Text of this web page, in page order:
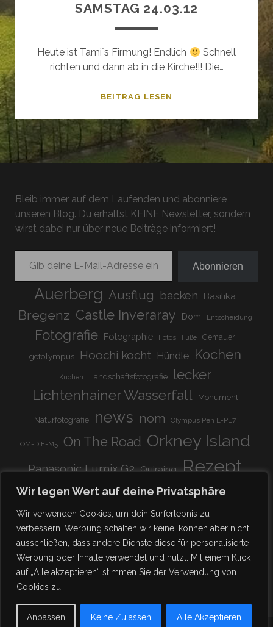
Wir legen Wert auf deine Privatsphäre
Wir verwenden Cookies, um dein Surferlebnis zu
verbessern. Werbung schalten wir keine, können aber nicht
ausschließen, dass andere Dienste diese für personalisierte
Werbung oder Inhalte verwendet und nutzt. Mit einem Klick
auf „Alle akzeptieren“ stimmen Sie der Verwendung von
Cookies zu.
Anpassen Keine Zulassen Alle Akzeptieren
SAMSTAG 24.03.12
Heute ist Tami´s Firmung! Endlich
Schnell
richten und dann ab in die Kirche!!! Die…
BEITRAG LESEN
Bleib immer auf dem Laufenden und abonniere
unseren Blog. Du erhältst KEINE Newsletter, sondern
wirst dabei nur über neue Beiträge informiert!
Gib deine E-Mail-Adresse ein ...
Abonnieren
Auerberg Ausflug backen Basilika
Bregenz Castle Inveraray Dom Entscheidung
Fotografie Fotographie Fotos Füße Gemäuer
getolympus Hoochi kocht Hündle Kochen
Kuchen Landschaftsfotografie lecker
Lichtenhainer Wasserfall Monument
Naturfotografie news nom Olympus Pen E-PL7
OM-D E-M5 On The Road Orkney Island
Panasonic Lumix G2 Quiraing Rezept
Rundreise schnell & einfach Scotland
Stadion super lecker Systemkamera
vegetarisch Viadukt weitnau woooohoooo!!!!
zu Hause ♥